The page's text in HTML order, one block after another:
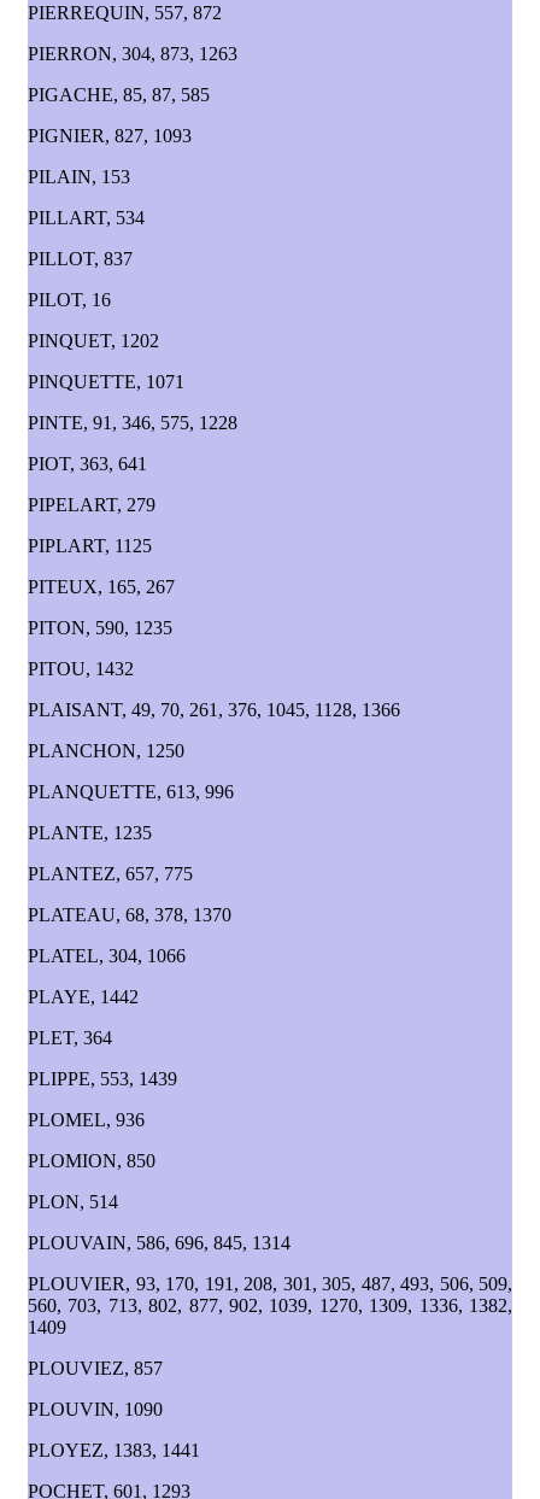
PIERREQUIN, 557, 872
PIERRON, 304, 873, 1263
PIGACHE, 85, 87, 585
PIGNIER, 827, 1093
PILAIN, 153
PILLART, 534
PILLOT, 837
PILOT, 16
PINQUET, 1202
PINQUETTE, 1071
PINTE, 91, 346, 575, 1228
PIOT, 363, 641
PIPELART, 279
PIPLART, 1125
PITEUX, 165, 267
PITON, 590, 1235
PITOU, 1432
PLAISANT, 49, 70, 261, 376, 1045, 1128, 1366
PLANCHON, 1250
PLANQUETTE, 613, 996
PLANTE, 1235
PLANTEZ, 657, 775
PLATEAU, 68, 378, 1370
PLATEL, 304, 1066
PLAYE, 1442
PLET, 364
PLIPPE, 553, 1439
PLOMEL, 936
PLOMION, 850
PLON, 514
PLOUVAIN, 586, 696, 845, 1314
PLOUVIER, 93, 170, 191, 208, 301, 305, 487, 493, 506, 509,
560, 703, 713, 802, 877, 902, 1039, 1270, 1309, 1336, 1382,
1409
PLOUVIEZ, 857
PLOUVIN, 1090
PLOYEZ, 1383, 1441
POCHET, 601, 1293